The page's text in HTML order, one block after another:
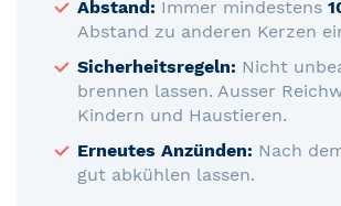
Abstand: Immer mindestens
Abstand zu anderen Kerzen
Sicherheitsregeln: Nicht
brennen lassen. Ausser
Kindern und Haustieren.
Erneutes Anzünden: Nach
gut abkühlen lassen.